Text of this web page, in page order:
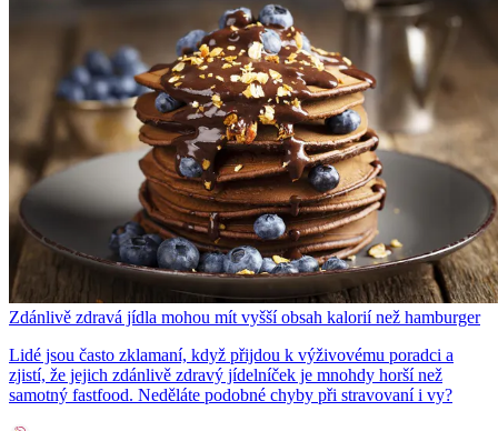
Zdánlivě zdravá jídla mohou mít vyšší obsah kalorií než hamburger
Lidé jsou často zklamaní, když přijdou k výživovému poradci a
zjistí, že jejich zdánlivě zdravý jídelníček je mnohdy horší než
samotný fastfood. Neděláte podobné chyby při stravovaní i vy?